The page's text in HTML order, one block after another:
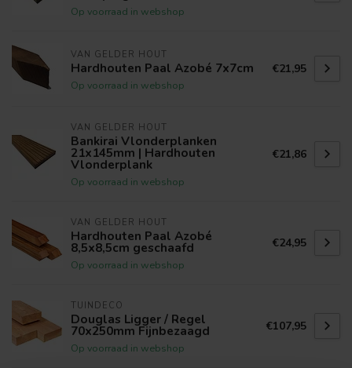
Op voorraad in webshop
VAN GELDER HOUT
Hardhouten Paal Azobé 7x7cm
Op voorraad in webshop
€21,95
VAN GELDER HOUT
Bankirai Vlonderplanken
21x145mm | Hardhouten
Vlonderplank
Op voorraad in webshop
€21,86
VAN GELDER HOUT
Hardhouten Paal Azobé
8,5x8,5cm geschaafd
Op voorraad in webshop
€24,95
TUINDECO
Douglas Ligger / Regel
70x250mm Fijnbezaagd
Op voorraad in webshop
€107,95